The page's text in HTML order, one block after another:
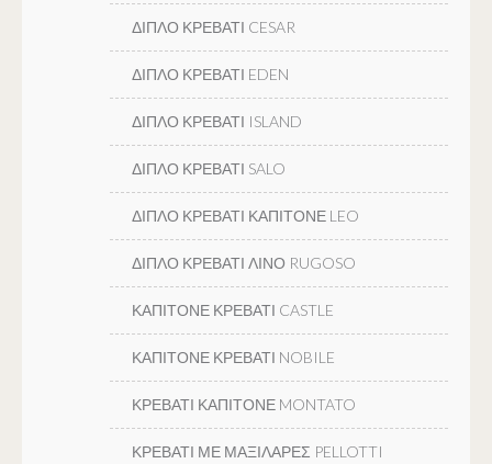
ΔΙΠΛΟ ΚΡΕΒΑΤΙ CESAR
ΔΙΠΛΟ ΚΡΕΒΑΤΙ EDEN
ΔΙΠΛΟ ΚΡΕΒΑΤΙ ISLAND
ΔΙΠΛΟ ΚΡΕΒΑΤΙ SALO
ΔΙΠΛΟ ΚΡΕΒΑΤΙ ΚΑΠΙΤΟΝΕ LEO
ΔΙΠΛΟ ΚΡΕΒΑΤΙ ΛΙΝΟ RUGOSO
ΚΑΠΙΤΟΝΕ ΚΡΕΒΑΤΙ CASTLE
ΚΑΠΙΤΟΝΕ ΚΡΕΒΑΤΙ NOBILE
ΚΡΕΒΑΤΙ ΚΑΠΙΤΟΝΕ MONTATO
ΚΡΕΒΑΤΙ ΜΕ ΜΑΞΙΛΑΡΕΣ PELLOTTI